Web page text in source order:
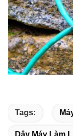
Tags:
Dây Máy Làm